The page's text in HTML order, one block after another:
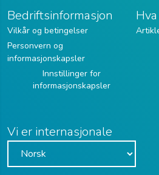
Bedriftsinformasjon
Vilkår og betingelser
Personvern og
informasjonskapsler
Innstillinger for
informasjonskapsler
Vi er internasjonale